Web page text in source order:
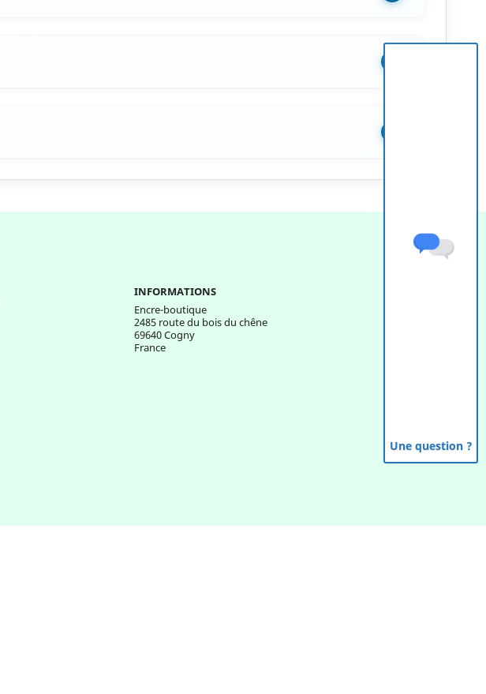
Une question ?
INFORMATIONS
Encre-boutique
2485 route du bois du chêne
69640 Cogny
France